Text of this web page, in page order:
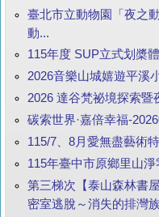
臺北市立動物園「夜之
動...
115年度 SUP立式划槳
2026音樂山城嬉遊平溪
2026 達谷梵祕境探索暨
碳索世界·嘉倍幸福-
115/7、8月愛無盡藝術
115年臺中市原鄉里山
第三梯次【泰山森林書
密室逃脫～消失的排灣族